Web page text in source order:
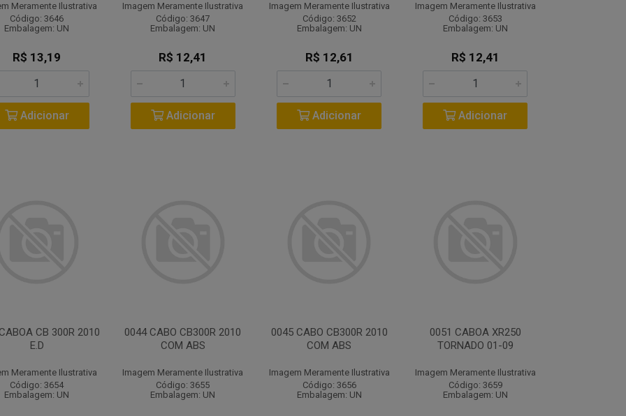
Meramente Ilustrativa
Código: 3646
Embalagem: UN
R$ 13,19
Adicionar
Imagem Meramente Ilustrativa
Código: 3647
Embalagem: UN
R$ 12,41
Adicionar
Imagem Meramente Ilustrativa
Código: 3652
Embalagem: UN
R$ 12,61
Adicionar
Imagem Meramente Ilustrativa
Código: 3653
Embalagem: UN
R$ 12,41
Adicionar
CB 300R 2010
E.D
Meramente Ilustrativa
Código: 3654
Embalagem: UN
0044 CABO CB300R 2010
COM ABS
Imagem Meramente Ilustrativa
Código: 3655
Embalagem: UN
0045 CABO CB300R 2010
COM ABS
Imagem Meramente Ilustrativa
Código: 3656
Embalagem: UN
0051 CABOA XR250
TORNADO 01-09
Imagem Meramente Ilustrativa
Código: 3659
Embalagem: UN